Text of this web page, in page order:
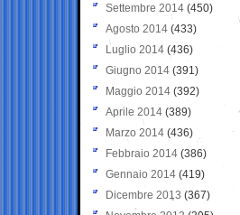
Settembre 2014 (450)
Agosto 2014 (433)
Luglio 2014 (436)
Giugno 2014 (391)
Maggio 2014 (392)
Aprile 2014 (389)
Marzo 2014 (436)
Febbraio 2014 (386)
Gennaio 2014 (419)
Dicembre 2013 (367)